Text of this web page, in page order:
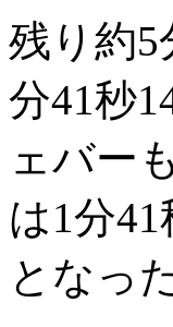
残り約
分41秒
ェバー
は1分
となっ